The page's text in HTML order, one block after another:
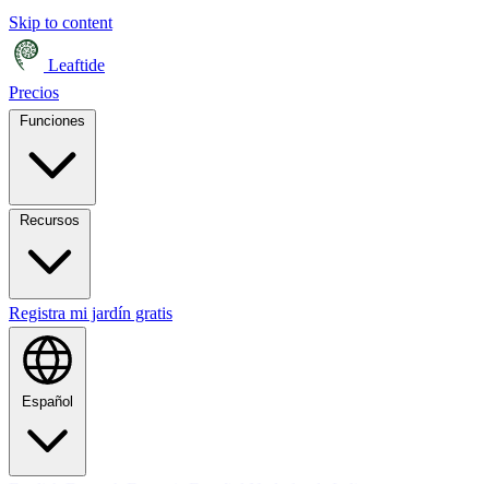
Skip to content
Leaftide
Precios
Registra mi jardín gratis
Español